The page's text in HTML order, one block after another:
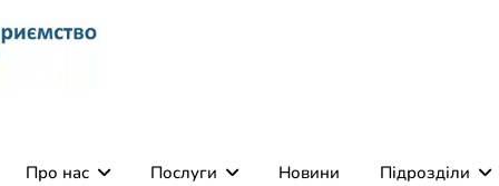
Про нас Послуги Новини Підрозділи